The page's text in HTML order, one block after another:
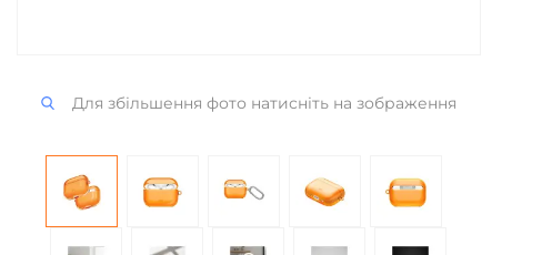
Для збільшення фото натисніть на зображення